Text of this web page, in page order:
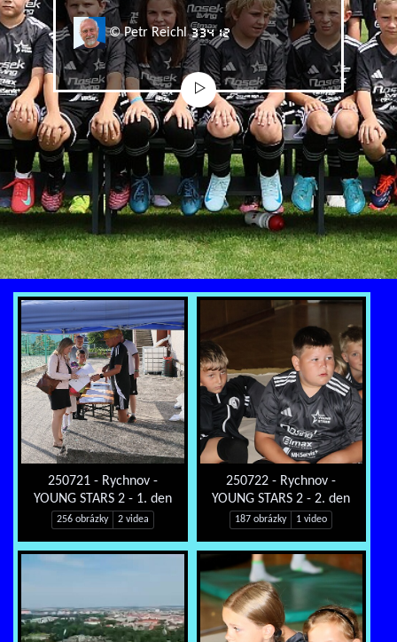
© Petr Reichl
250721 - Rychnov -
YOUNG STARS 2 - 1. den
256 obrázky 2 videa
250722 - Rychnov -
YOUNG STARS 2 - 2. den
187 obrázky 1 video